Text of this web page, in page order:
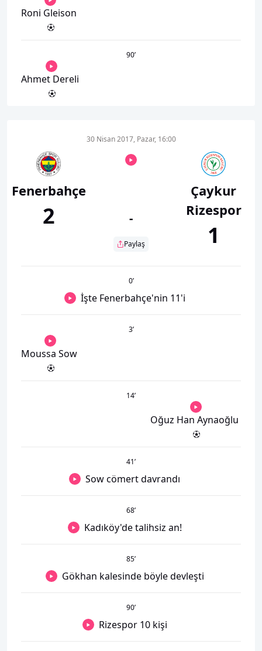
Roni Gleison
90’
Ahmet Dereli
Fenerbahçe
2
30 Nisan 2017, Pazar, 16:00
-
Paylaş
Çaykur
Rizespor
1
0’
İşte Fenerbahçe'nin 11'i
3’
Moussa Sow
14’
Oğuz Han Aynaoğlu
41’
Sow cömert davrandı
68’
Kadıköy'de talihsiz an!
85’
Gökhan kalesinde böyle devleşti
90’
Rizespor 10 kişi